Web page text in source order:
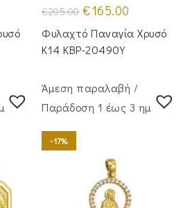
€205.00 Original
price
was:
€205.00.
€165.00
τιμή
είναι:
Φυλαχτό Παναγία Χρυσό
Κ14 KBP-20490Y
Άμεση παραλαβή /
Παράδoση 1 έως 3 ημέρες
-17%